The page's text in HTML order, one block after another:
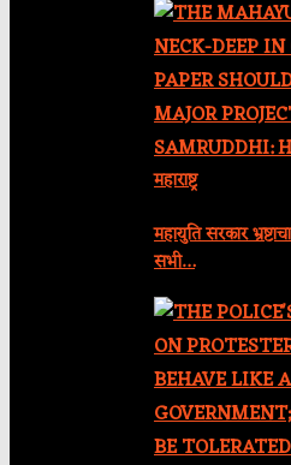
महाराष्ट्र
महायुति सरकार
सभी…